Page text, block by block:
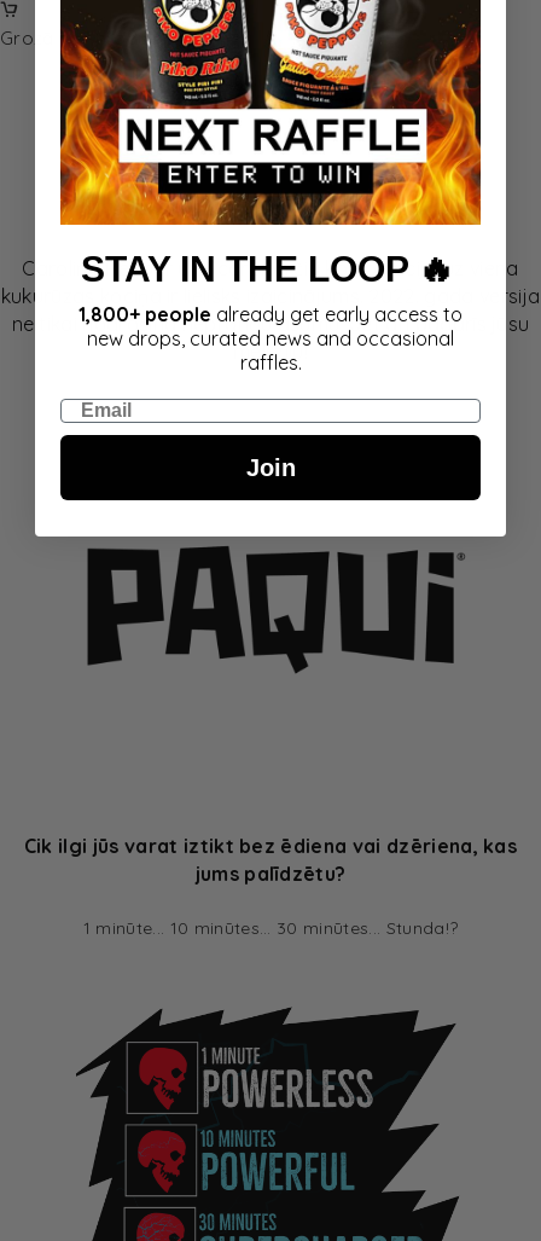
Grozā nav produktu.
Sākums Paqui One Chip Challenge
Paqui One Chip Challenge
Leģendārais Paqui Hot Chip izaicinājums
Carolina Reaper un Scorpion čilli kombinācija uz viena
kukurūzas kociņa ir lielisks izaicinājums. 2022. gada versija
ne tikai nodrošina neprātīgu asumu, bet arī padarīs jūsu
mēli zilu!
Cik ilgi jūs varat iztikt bez ēdiena vai dzēriena, kas
jums palīdzētu?
1 minūte... 10 minūtes... 30 minūtes... Stunda!?
STAY IN THE LOOP 🔥
1,800+ people already get early access to
new drops, curated news and occasional
raffles.
Email
Join